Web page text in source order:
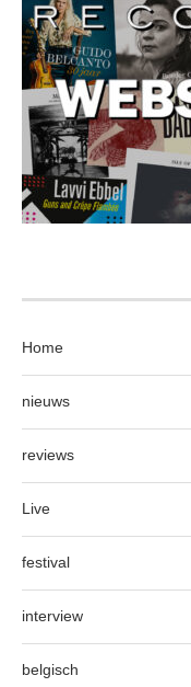
Home
nieuws
reviews
Live
festival
interview
belgisch